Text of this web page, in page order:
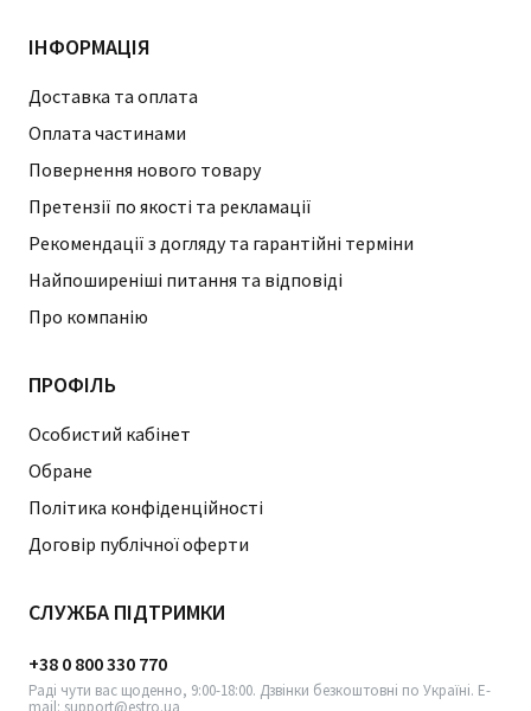
ІНФОРМАЦІЯ
Доставка та оплата
Оплата частинами
Повернення нового товару
Претензії по якості та рекламації
Рекомендації з догляду та гарантійні терміни
Найпоширеніші питання та відповіді
Про компанію
ПРОФІЛЬ
Особистий кабінет
Обране
Політика конфіденційності
Договір публічної оферти
СЛУЖБА ПІДТРИМКИ
+38 0 800 330 770
Раді чути вас щоденно, 9:00-18:00. Дзвінки безкоштовні по Україні. E-
mail: support@estro.ua